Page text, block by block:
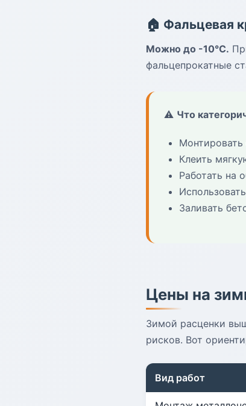
🏠 Фальцевая
Можно до -10°C.
фальцепрокатные
⚠️ Что
Клеить
Работать на
Заливать
Цены на
Зимой расценки
рисков. Вот
Вид работ